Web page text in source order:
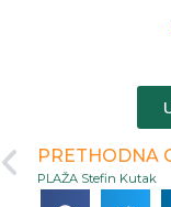
PRETHODNA
PLAŽA Stefin Kutak